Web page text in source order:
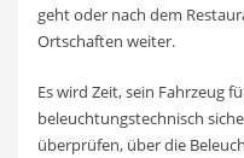
geht oder nach dem
Ortschaften weiter.
Es wird Zeit, sein Fahrzeug
beleuchtungstechnisch
überprüfen, über die